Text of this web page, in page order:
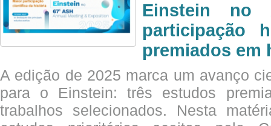
Einstein no
participação
premiados em
A edição de 2025 marca um avanço
para o Einstein: três estudos
trabalhos selecionados. Nesta